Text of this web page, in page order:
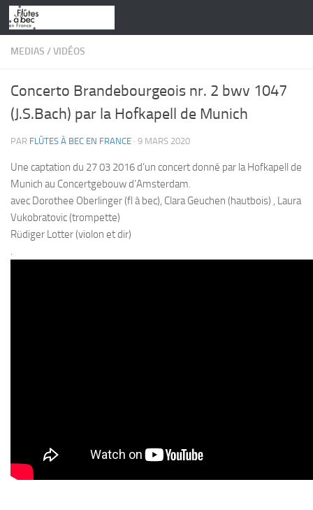
Skip to content
MEDIAS /VIDÉOS
Concerto Brandebourgeois nr. 2 bwv 1047
(J.S.Bach) par la Hofkapell de Munich
PAR FLÛTES À BEC EN FRANCE · 9 MARS 2020
Une captation du 27 03 2016 d’un concert donné par la Hofkapell de
Munich au Concertgebouw d’Amsterdam.
avec Dorothee Oberlinger (fl à bec), Clara Geuchen (hautbois) , Laura
Vukobratovic (trompette)
Rüdiger Lotter (violon et dir)
.